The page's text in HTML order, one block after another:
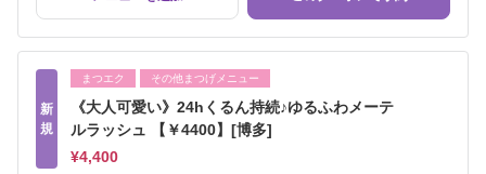
新
規
まつエク その他まつげメニュー
《大人可愛い》24hくるん持続♪ゆるふわメーテ
ルラッシュ 【￥4400】[博多]
¥4,400